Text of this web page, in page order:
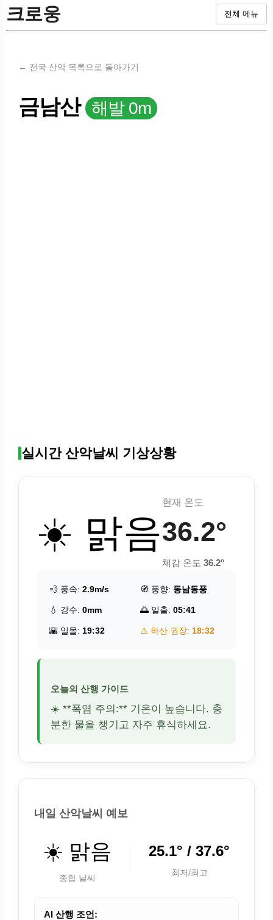
크로웅 전체 메뉴
← 전국 산악 목록으로 돌아가기
금남산 해발 0m
실시간 산악날씨 기상상황
☀️ 맑음
현재 온도
36.2°
체감 온도 36.2°
💨 풍속: 2.9m/s 🧭 풍향: 동남동풍
💧 강수: 0mm 🌅 일출: 05:41
🌇 일몰: 19:32 ⚠️ 하산 권장: 18:32
오늘의 산행 가이드
☀️ **폭염 주의:** 기온이 높습니다. 충
분한 물을 챙기고 자주 휴식하세요.
내일 산악날씨 예보
☀️ 맑음
종합 날씨
25.1° / 37.6°
최저/최고
AI 산행 조언: